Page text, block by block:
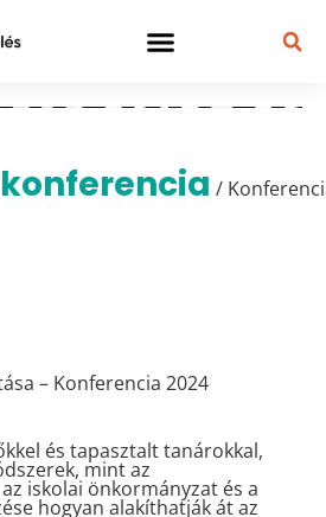
konferencia /
– Konferencia 2024
és tapasztalt tanárokkal,
mint az
iskolai önkormányzat és a
hogyan alakíthatják át az